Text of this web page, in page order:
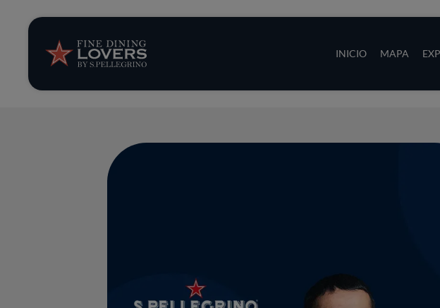
INICIO MAPA
Opinión y noticias
Recetas
Consejos y trucos
Series